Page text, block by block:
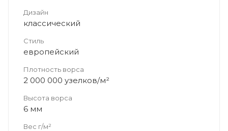
Дизайн
классический
Стиль
европейский
Плотность ворса
2 000 000 узелков/м²
Высота ворса
6 мм
Вес г/м²